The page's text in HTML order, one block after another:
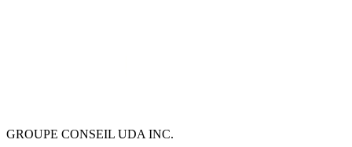
GROUPE CONSEIL UDA INC.